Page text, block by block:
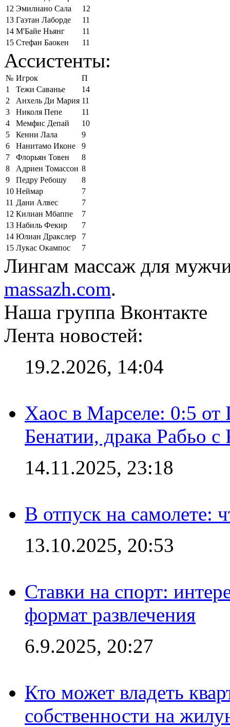
12 Эмилиано Сала
12
13 Гаэтан Лаборде
11
14 М'Байе Ньянг
11
15 Стефан Баокен 11
Ассистенты:
№ Игрок
П
1
Тежи Саванье
14
2
Анхель Ди Мария 11
3
Николя Пепе
11
4
Мемфис Депай
10
5
Кенни Лала
9
6
Нанитамо Иконе
9
7
Флорьян Товен
8
8
Адриен Томассон 8
9
Педру Ребошу
8
10 Неймар
7
11 Дани Алвес
7
12 Килиан Мбаппе
7
13 Набиль Фекир
7
14 Юлиан Дракслер
7
15 Лукас Окампос 7
Лингам массаж для
massazh.com.
Наша группа Вконтакте
Лента новостей:
19.2.2026, 14:04
Хаос в Марселе: 0:5
Бенатии, драка Рабьо с
14.11.2025, 23:18
В отпуск на самолете:
13.10.2025, 20:53
Ставки на спорт:
формат развлечения
6.9.2025, 20:27
Кто может владеть
собственности на